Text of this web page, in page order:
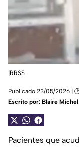
|RRSS
Publicado 23/05/2026 | 🕑
Escrito por: Blaire Michel
Pacientes que